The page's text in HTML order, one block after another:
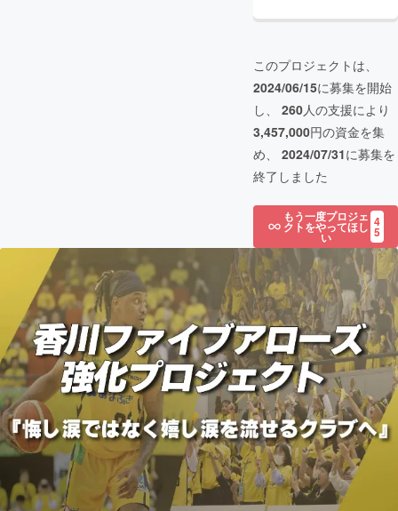
このプロジェクトは、
2024/06/15に募集を開始
し、 260人の支援により
3,457,000円の資金を集
め、 2024/07/31に募集を
終了しました
もう一度プロジェ
クトをやってほし
い
4
5